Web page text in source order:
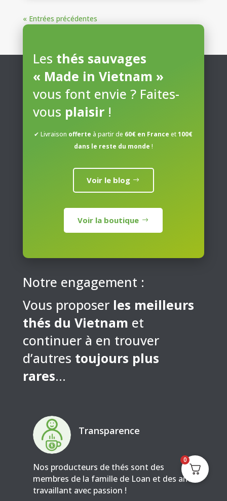
« Entrées précédentes
Les thés sauvages
« Made in Vietnam »
vous font envie ? Faites-
vous plaisir!
✔ Livraison offerte à partir de 60€ en France et100€
dans le reste du monde !
Voir le blog
Voir la boutique
Notre engagement :
Vous proposer les meilleurs
thés du Vietnam et
continuer à en trouver
d’autres toujours plus
rares…
Transparence
Nos producteurs de thés sont des
membres de la famille de Loan et des amis
travaillant avec passion !
0